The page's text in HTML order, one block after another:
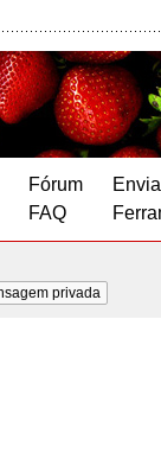
Fórum
FAQ
privada